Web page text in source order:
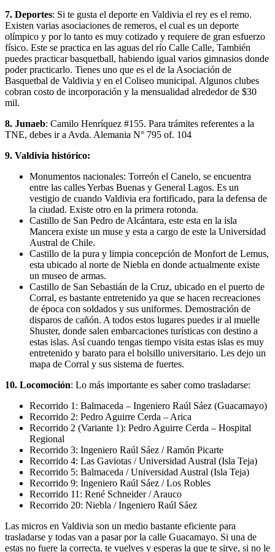
7. Deportes: Si te gusta el deporte en Valdivia el rey es el remo.
Existen varias asociaciones de remeros, el cual es un deporte
olímpico y por lo tanto es muy cotizado y requiere de gran esfuerzo
físico. Este se practica en las aguas del río Calle Calle, También
puedes practicar basquetball, habiendo igual varios gimnasios donde
poder practicarlo. Tienes uno que es el de la Asociación de
Basquetbal de Valdivia y en el Coliseo municipal. Algunos clubes
cobran costo de incorporación y la mensualidad alrededor de $30
mil.
8. Junaeb: Camilo Henríquez #155. Para trámites referentes a la
TNE, debes ir a Avda. Alemania N° 795 of. 104
9. Valdivia histórico:
Monumentos nacionales: Torreón el Canelo, se encuentra
entre las calles Yerbas Buenas y General Lagos. Es un
vestigio de cuando Valdivia era fortificado, para la defensa de
la ciudad. Existe otro en la primera rotonda.
Castillo de San Pedro de Alcántara, este esta en la isla
Mancera existe un muse y esta a cargo de este la Universidad
Austral de Chile.
Castillo de la pura y limpia concepción de Monfort de Lemus,
esta ubicado al norte de Niebla en donde actualmente existe
un museo de armas.
Castillo de San Sebastián de la Cruz, ubicado en el puerto de
Corral, es bastante entretenido ya que se hacen recreaciones
de época con soldados y sus uniformes. Demostración de
disparos de cañón. A todos estos lugares puedes ir al muelle
Shuster, donde salen embarcaciones turísticas con destino a
estas islas. Así cuando tengas tiempo visita estas islas es muy
entretenido y barato para el bolsillo universitario. Les dejo un
mapa de Corral y sus sistema de fuertes.
10. Locomoción: Lo más importante es saber como trasladarse:
Recorrido 1: Balmaceda – Ingeniero Raúl Sáez (Guacamayo)
Recorrido 2: Pedro Aguirre Cerda – Arica
Recorrido 2 (Variante 1): Pedro Aguirre Cerda – Hospital
Regional
Recorrido 3: Ingeniero Raúl Sáez / Ramón Picarte
Recorrido 4: Las Gaviotas / Universidad Austral (Isla Teja)
Recorrido 5: Balmaceda / Universidad Austral (Isla Teja)
Recorrido 9: Ingeniero Raúl Sáez / Los Robles
Recorrido 11: René Schneider / Arauco
Recorrido 20: Niebla / Ingeniero Raúl Sáez
Las micros en Valdivia son un medio bastante eficiente para
trasladarse y todas van a pasar por la calle Guacamayo. Si una de
estas no fuere la correcta, te vuelves y esperas la que te sirve, si no le